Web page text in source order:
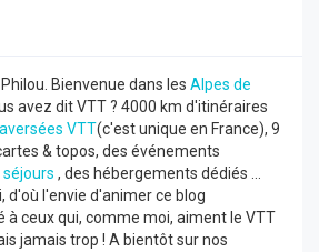
Bienvenue dans les Alpes de
avez dit VTT ? 4000 km d'itinéraires
VTT(c'est unique en France), 9
& topos, des événements
séjours , des hébergements dédiés ...
d'où l'envie d'animer ce blog
à ceux qui, comme moi, aiment le VTT
jamais trop ! A bientôt sur nos